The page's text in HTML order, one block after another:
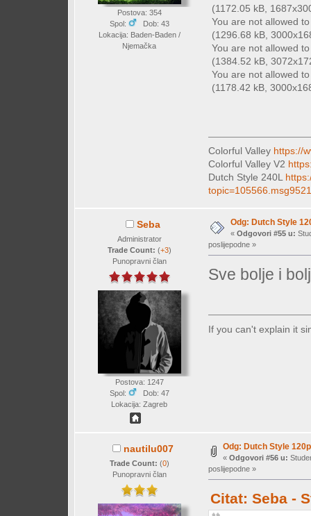
Postova: 354
Spol:
Dob: 43
Lokacija: Baden-Baden /
Njemačka
(1172.05 kB,
You are not allowed
(1296.68 kB,
You are not allowed
(1384.52 kB,
You are not allowed
(1178.42 kB,
Colorful Valley https://
Colorful Valley V2
Dutch Style 240L
Seba
Administrator
Trade Count: (+3)
Punopravni član
Postova: 1247
Spol:
Dob: 47
Lokacija: Zagreb
Odg: Dutch Style
« Odgovori #55 u:
poslijepodne »
Sve bolje i
If you can't explain it
nautilu007
Trade Count: (0)
Punopravni član
Odg: Dutch Style 120p
« Odgovori #56 u:
poslijepodne »
Citat: Seba -